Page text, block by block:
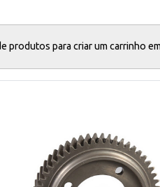
produtos para criar um carrinho